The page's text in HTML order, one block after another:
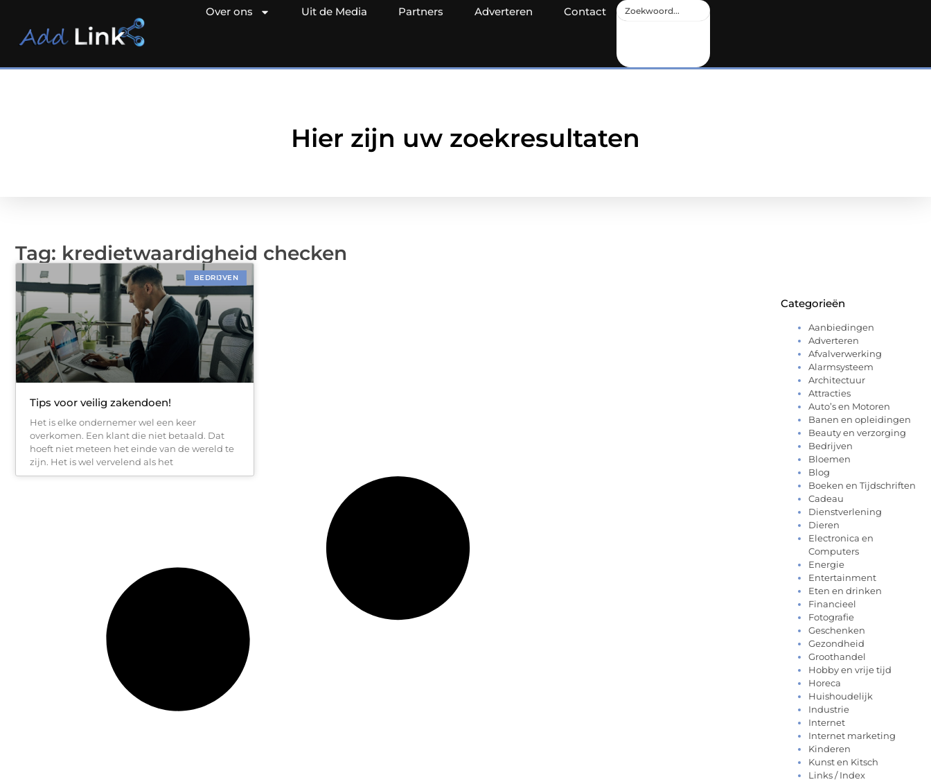
Over ons Uit de Media Partners Adverteren Contact
Hier zijn uw zoekresultaten
Tag: kredietwaardigheid checken
BEDRIJVEN
Tips voor veilig zakendoen!
Het is elke ondernemer wel een keer
overkomen. Een klant die niet betaald. Dat
hoeft niet meteen het einde van de wereld te
zijn. Het is wel vervelend als het
Categorieën
Aanbiedingen
Adverteren
Afvalverwerking
Alarmsysteem
Architectuur
Attracties
Auto’s en Motoren
Banen en opleidingen
Beauty en verzorging
Bedrijven
Bloemen
Blog
Boeken en Tijdschriften
Cadeau
Dienstverlening
Dieren
Electronica en
Computers
Energie
Entertainment
Eten en drinken
Financieel
Fotografie
Geschenken
Gezondheid
Groothandel
Hobby en vrije tijd
Horeca
Huishoudelijk
Industrie
Internet
Internet marketing
Kinderen
Kunst en Kitsch
Links / Index